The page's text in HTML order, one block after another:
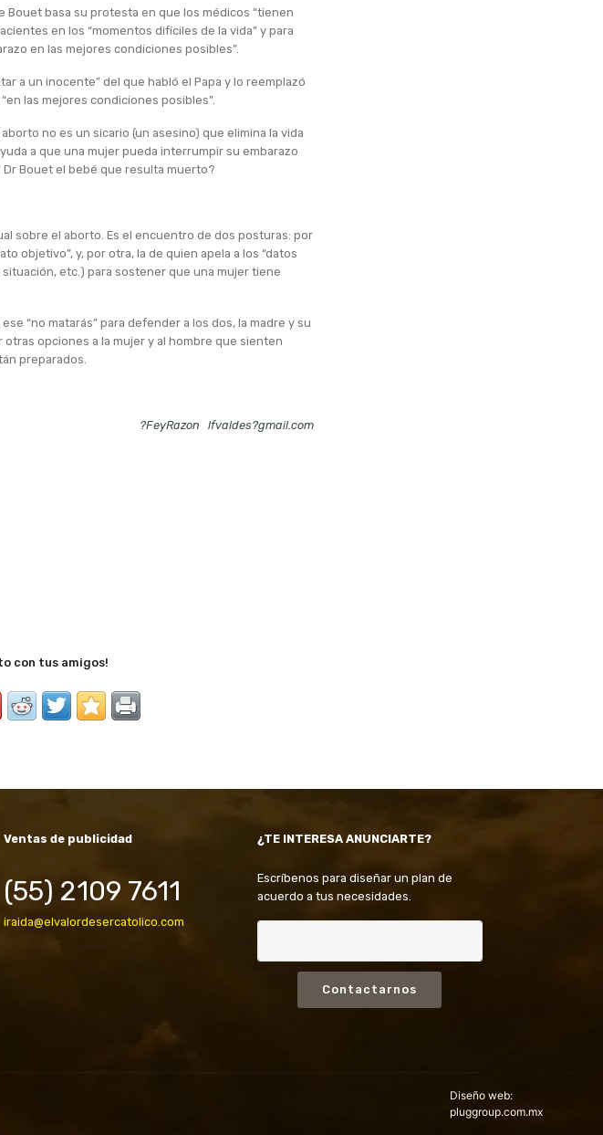
Bouet basa su protesta en que los médicos “tienen
en los “momentos difíciles de la vida” y para
en las mejores condiciones posibles”.
a un inocente” del que habló el Papa y lo reemplazó
las mejores condiciones posibles”.
no es un sicario (un asesino) que elimina la vida
a que una mujer pueda interrumpir su embarazo
Bouet el bebé que resulta muerto?
sobre el aborto. Es el encuentro de dos posturas: por
objetivo”, y, por otra, la de quien apela a los “datos
etc.) para sostener que una mujer tiene
“no matarás” para defender a los dos, la madre y su
opciones a la mujer y al hombre que sienten
preparados.
?FeyRazon lfvaldes?gmail.com
con tus amigos!
Ventas de publicidad
(55) 2109 7611
iraida@elvalordesercatolico.com
¿TE INTERESA ANUNCIARTE?
Escríbenos para diseñar un plan de
acuerdo a tus necesidades.
Contactarnos
Diseño web:
pluggroup.com.mx